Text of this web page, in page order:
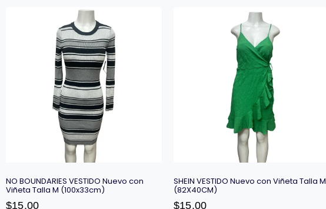
NO BOUNDARIES VESTIDO Nuevo con
Viñeta Talla M (100x33cm)
$15.00
SHEIN VESTIDO Nuevo con Viñeta Talla M
(82X40CM)
$15.00